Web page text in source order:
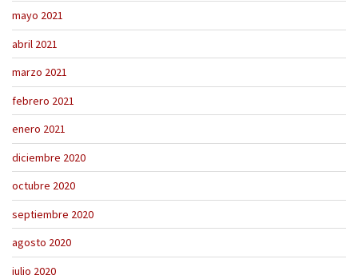
mayo 2021
abril 2021
marzo 2021
febrero 2021
enero 2021
diciembre 2020
octubre 2020
septiembre 2020
agosto 2020
julio 2020